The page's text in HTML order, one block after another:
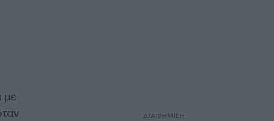
με
ΔΙΑΦΗΜΙΣΗ